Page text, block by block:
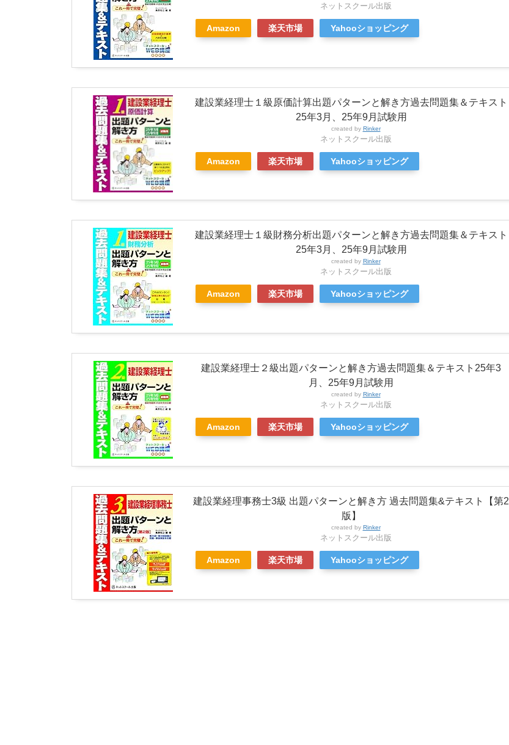
ネットスクール出版
Amazon 楽天市場 Yahooショッピング
建設業経理士１級原価計算出題パターンと解き方過去問題集＆テキスト
25年3月、25年9月試験用
created by Rinker
ネットスクール出版
Amazon 楽天市場 Yahooショッピング
建設業経理士１級財務分析出題パターンと解き方過去問題集＆テキスト
25年3月、25年9月試験用
created by Rinker
ネットスクール出版
Amazon 楽天市場 Yahooショッピング
建設業経理士２級出題パターンと解き方過去問題集＆テキスト25年3
月、25年9月試験用
created by Rinker
ネットスクール出版
Amazon 楽天市場 Yahooショッピング
建設業経理事務士3級 出題パターンと解き方 過去問題集&テキスト【第2
版】
created by Rinker
ネットスクール出版
Amazon 楽天市場 Yahooショッピング